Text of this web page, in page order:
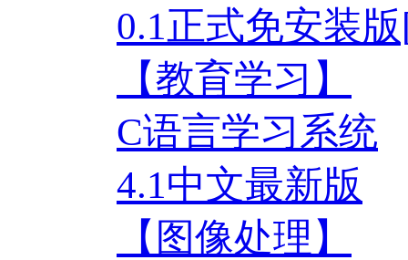
0.1正式免安装
【教育学习】
C语言学习系统
4.1中文最新版
【图像处理】